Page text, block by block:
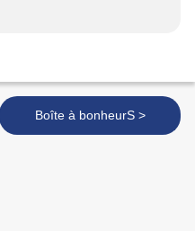
Boîte à bonheurS >